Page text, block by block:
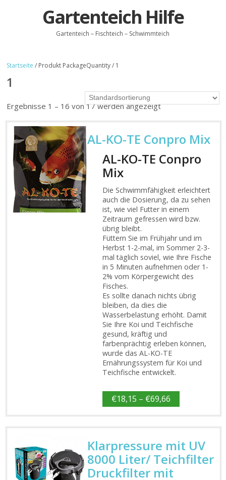
Gartenteich Hilfe
Gartenteich – Fischteich – Schwimmteich
Startseite / Produkt PackageQuantity / 1
1
Ergebnisse 1 – 16 von 17 werden angezeigt
AL-KO-TE Conpro Mix
AL-KO-TE Conpro
Mix
Die Schwimmfähigkeit erleichtert
auch die Dosierung, da zu sehen
ist, wie viel Futter in einem
Zeitraum gefressen wird bzw.
übrig bleibt.
Füttern Sie im Frühjahr und im
Herbst 1-2-mal, im Sommer 2-3-
mal täglich soviel, wie Ihre Fische
in 5 Minuten aufnehmen oder 1-
2% vom Körpergewicht des
Fisches.
Es sollte danach nichts übrig
bleiben, da dies die
Wasserbelastung erhöht. Damit
Sie Ihre Koi und Teichfische
gesund, kräftig und
farbenprächtig erleben können,
wurde das AL-KO-TE
Ernährungssystem für Koi und
Teichfische entwickelt.
€18,15 – €69,66
Klarpressure mit UV
8000 Liter/ Teichfilter
Druckfilter mit